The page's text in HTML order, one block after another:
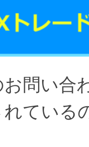
お問い合
れている